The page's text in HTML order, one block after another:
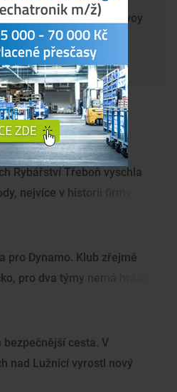
Kavárna Savoy
prvorepublikových
Rybářství Třeboň vyschla
nejvíce v historii firmy
pro Dynamo. Klub zřejmě
pro dva týmy nemá hráče
bezpečnější cesta. V
nad Lužnicí vyrostl nový